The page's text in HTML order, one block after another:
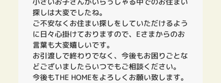
探しは大変でしたね。
ご不安なくお住まい探しをしていただけるよう
に日々心掛けておりますので、Eさまからのお
言葉も大変嬉しいです。
お引渡しで終わりでなく、今後もお困りごとな
どございましたらいつでもご相談ください。
今後もTHE HOMEをよろしくお願い致します。